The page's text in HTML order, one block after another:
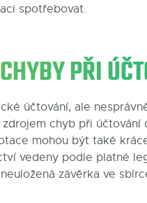
spotřebovat.
PŘI
účtování, ale
chyb při
mohou být také
vedeny podle platné
závěrka ve